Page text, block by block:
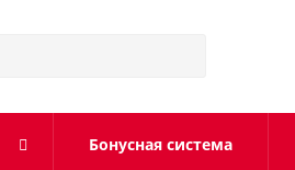
Бонусная система